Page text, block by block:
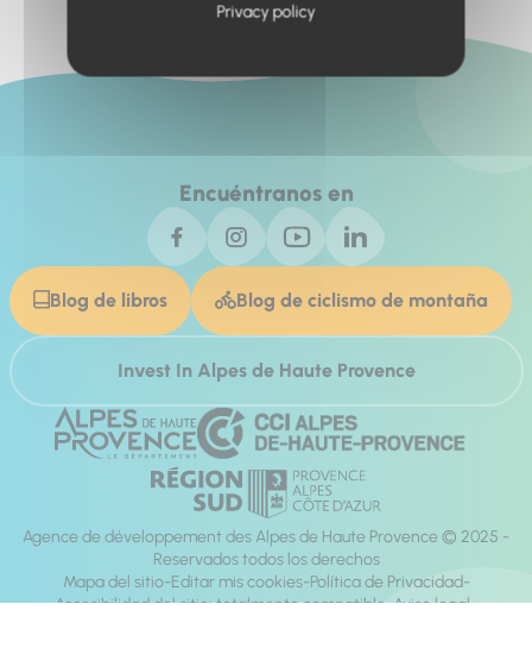
Encuéntranos en
Blog de libros Blog de ciclismo de montaña
Invest In Alpes de Haute Provence
Agence de développement des Alpes de Haute Provence © 2025 -
Reservados todos los derechos
Mapa del sitio Editar mis cookies Política de Privacidad
Accesibilidad del sitio: totalmente compatible Aviso legal
Privacy policy